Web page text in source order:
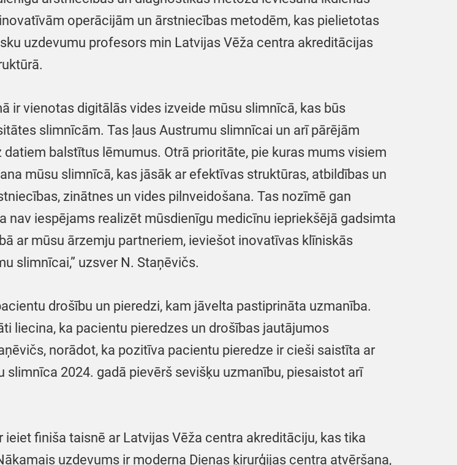
operācijām un ārstniecības metodēm, kas pielietotas
uzdevumu profesors min Latvijas Vēža centra akreditācijas
ir vienotas digitālās vides izveide mūsu slimnīcā, kas būs
slimnīcām. Tas ļaus Austrumu slimnīcai un arī pārējām
balstītus lēmumus. Otrā prioritāte, pie kuras mums visiem
mūsu slimnīcā, kas jāsāk ar efektīvas struktūras, atbildības un
zinātnes un vides pilnveidošana. Tas nozīmē gan
nav iespējams realizēt mūsdienīgu medicīnu iepriekšējā gadsimta
ar mūsu ārzemju partneriem, ieviešot inovatīvas klīniskās
slimnīcai,” uzsver N. Staņēvičs.
drošību un pieredzi, kam jāvelta pastiprināta uzmanība.
liecina, ka pacientu pieredzes un drošības jautājumos
norādot, ka pozitīva pacientu pieredze ir cieši saistīta ar
2024. gadā pievērš sevišķu uzmanību, piesaistot arī
finiša taisnē ar Latvijas Vēža centra akreditāciju, kas tika
uzdevums ir moderna Dienas ķirurģijas centra atvēršana,